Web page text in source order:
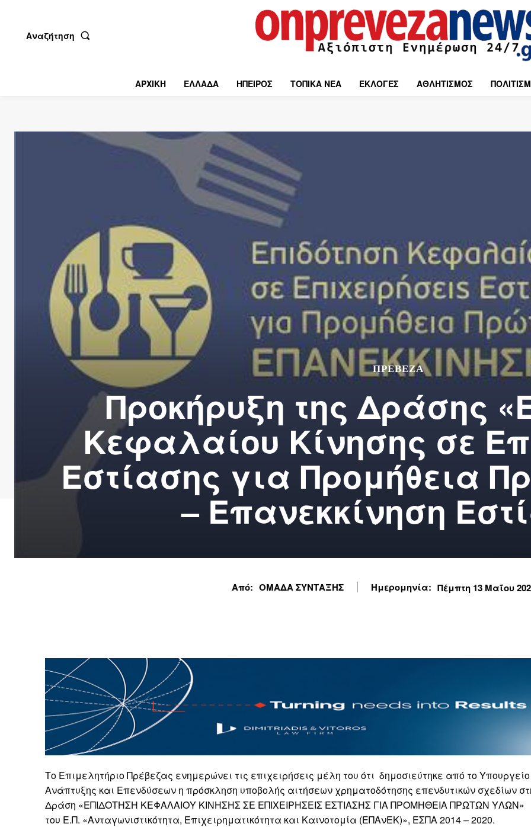
Αναζήτηση
ΑΡΧΙΚΗ ΕΛΛΑΔΑ ΗΠΕΙΡΟΣ ΤΟΠΙΚΑ ΝΕΑ ΕΚΛΟΓΕΣ ΑΘΛΗΤΙΣΜΟΣ
ΠΡΕΒΕΖΑ
Προκήρυξη της Δράσης
Κεφαλαίου Κίνησης σε
Εστίασης για Προμήθεια
– Επανεκκίνηση
Από: ΟΜΑΔΑ ΣΥΝΤΑΞΗΣ Ημερομηνία: Πέμπτη 13 Μαΐου
Το Επιμελητήριο Πρέβεζας ενημερώνει τις επιχειρήσεις μέλη του ότι δημοσιεύτηκε από το Υπουργείο
Ανάπτυξης και Επενδύσεων η πρόσκληση υποβολής αιτήσεων χρηματοδότησης επενδυτικών σχεδίων
Δράση «ΕΠΙΔΟΤΗΣΗ ΚΕΦΑΛΑΙΟΥ ΚΙΝΗΣΗΣ ΣΕ ΕΠΙΧΕΙΡΗΣΕΙΣ ΕΣΤΙΑΣΗΣ ΓΙΑ ΠΡΟΜΗΘΕΙΑ ΠΡΩΤΩΝ ΥΛΩΝ»
του Ε.Π. «Ανταγωνιστικότητα, Επιχειρηματικότητα και Καινοτομία (ΕΠΑνΕΚ)», ΕΣΠΑ 2014 – 2020.